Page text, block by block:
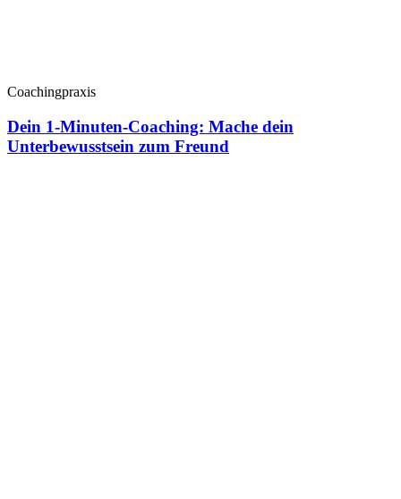
Coachingpraxis
Dein 1-Minuten-Coaching: Mache dein
Unterbewusstsein zum Freund